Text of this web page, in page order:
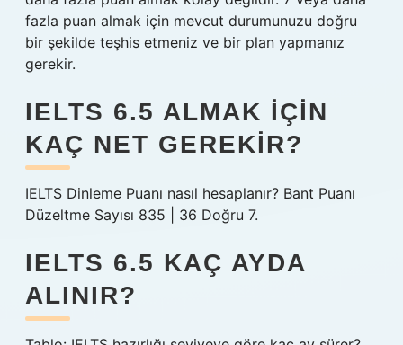
fazla puan almak için mevcut durumunuzu doğru
bir şekilde teşhis etmeniz ve bir plan yapmanız
gerekir.
IELTS 6.5 ALMAK IÇIN
KAÇ NET GEREKIR?
IELTS Dinleme Puanı nasıl hesaplanır? Bant Puanı
Düzeltme Sayısı 835 | 36 Doğru 7.
IELTS 6.5 KAÇ AYDA
ALINIR?